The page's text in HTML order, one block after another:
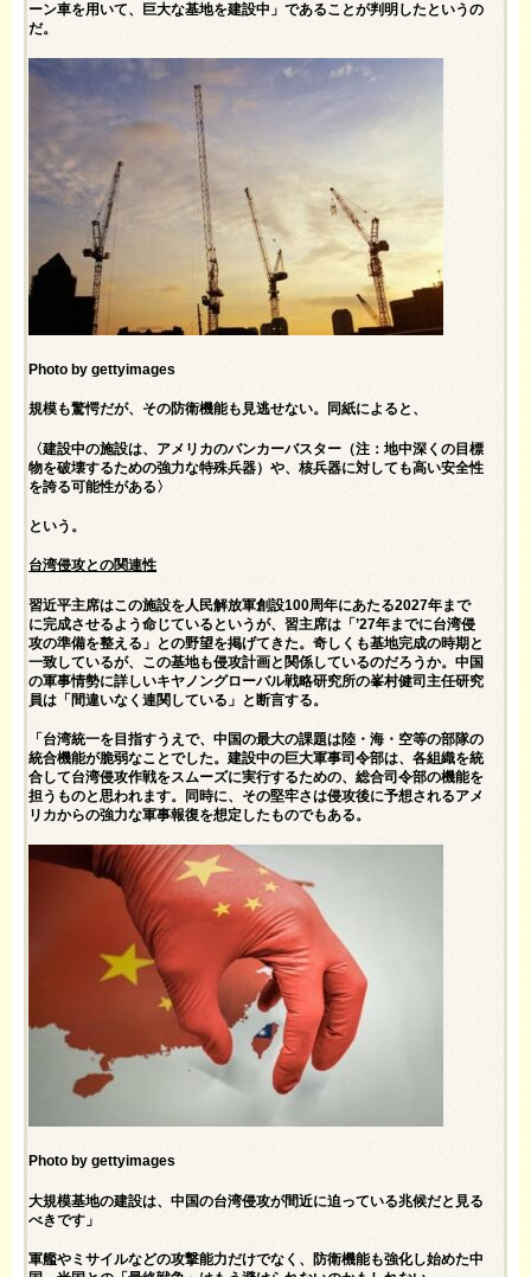
ーン車を用いて、巨大な基地を建設中」であることが判明したというの
だ。
Photo by gettyimages
規模も驚愕だが、その防衛機能も見逃せない。同紙によると、
〈建設中の施設は、アメリカのバンカーバスター（注：地中深くの目標
物を破壊するための強力な特殊兵器）や、核兵器に対しても高い安全性
を誇る可能性がある〉
という。
台湾侵攻との関連性
習近平主席はこの施設を人民解放軍創設100周年にあたる2027年まで
に完成させるよう命じているというが、習主席は「’27年までに台湾侵
攻の準備を整える」との野望を掲げてきた。奇しくも基地完成の時期と
一致しているが、この基地も侵攻計画と関係しているのだろうか。中国
の軍事情勢に詳しいキヤノングローバル戦略研究所の峯村健司主任研究
員は「間違いなく連関している」と断言する。
「台湾統一を目指すうえで、中国の最大の課題は陸・海・空等の部隊の
統合機能が脆弱なことでした。建設中の巨大軍事司令部は、各組織を統
合して台湾侵攻作戦をスムーズに実行するための、総合司令部の機能を
担うものと思われます。同時に、その堅牢さは侵攻後に予想されるアメ
リカからの強力な軍事報復を想定したものでもある。
Photo by gettyimages
大規模基地の建設は、中国の台湾侵攻が間近に迫っている兆候だと見る
べきです」
軍艦やミサイルなどの攻撃能力だけでなく、防衛機能も強化し始めた中